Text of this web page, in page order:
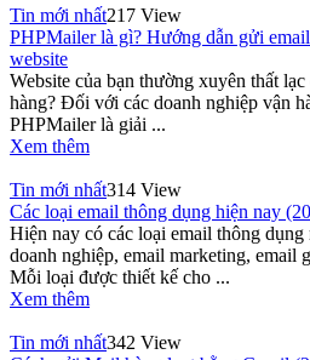
Tin mới nhất217 View
PHPMailer là gì? Hướng dẫn gửi
website
Website của bạn thường xuyên thất
hàng? Đối với các doanh nghiệp vận
PHPMailer là giải ...
Xem thêm
Tin mới nhất314 View
Các loại email thông dụng hiện nay
Hiện nay có các loại email thông dụng
doanh nghiệp, email marketing, email
Mỗi loại được thiết kế cho ...
Xem thêm
Tin mới nhất342 View